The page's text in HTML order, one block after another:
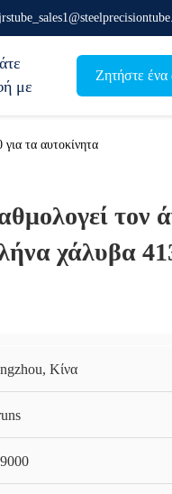
με
Ζητήστε
τα αυτοκίνητα
τον
χάλυβα
Κίνα